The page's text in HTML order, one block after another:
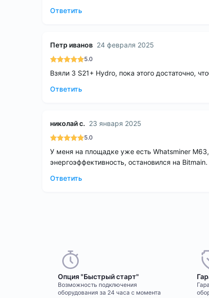
Ответить
Петр иванов 24 февраля 2025
5.0
Взяли 3 S21+ Hydro, пока этого достаточно,
Ответить
николай с. 23 января 2025
5.0
У меня на площадке уже есть Whatsminer
энергоэффективность, остановился на
Ответить
Опция "Быстрый старт"
Возможность подключения
оборудования за 24 часа с момента